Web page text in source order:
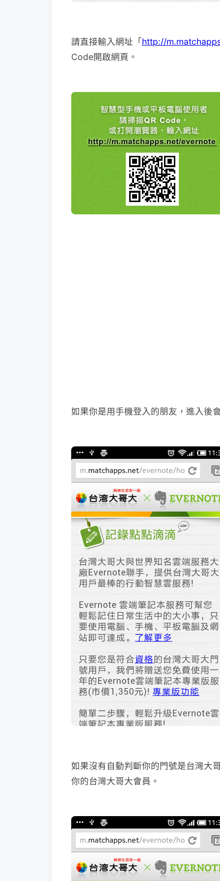
請直接輸入網址「http://
Code開啟網頁。
如果你是用手機登入的朋友，進入後
如果沒有自動判斷你的門號是台灣大
你的台灣大哥大會員。